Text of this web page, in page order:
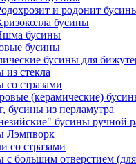
и родонит
бусины
бусины
бусины
бусины для
из стекла
со стразами
(керамические)
бусины из перламутра
бусины ручной
Лэмпворк
со стразами
с большим отверстием